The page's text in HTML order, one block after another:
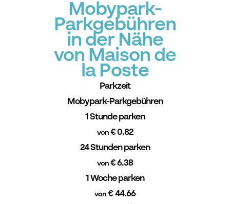
Mobypark-
Parkgebühren
in der Nähe
von Maison de
la Poste
Parkzeit
Mobypark-Parkgebühren
1 Stunde parken
von€ 0.82
24 Stunden parken
von€ 6.38
1 Woche parken
von € 44.66